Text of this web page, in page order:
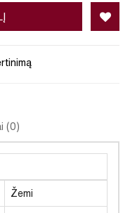
(0)
Žemi